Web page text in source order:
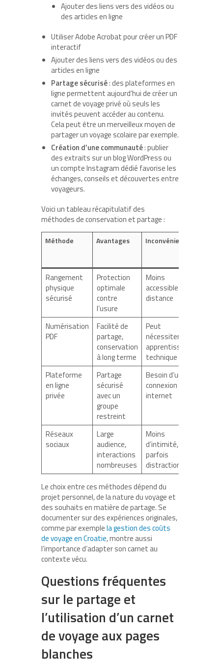
Ajouter des liens vers des vidéos ou
des articles en ligne
Utiliser Adobe Acrobat pour créer un PDF
interactif
Ajouter des liens vers des vidéos ou des
articles en ligne
Partage sécurisé: des plateformes en
ligne permettent aujourd’hui de créer un
carnet de voyage privé où seuls les
invités peuvent accéder au contenu.
Cela peut être un merveilleux moyen de
partager un voyage scolaire par exemple.
Création d’une communauté: publier
des extraits sur un blog WordPress ou
un compte Instagram dédié favorise les
échanges, conseils et découvertes entre
voyageurs.
Voici un tableau récapitulatif des
méthodes de conservation et partage :
Méthode Avantages Inconvénients
Rangement
physique
sécurisé
Protection
optimale
contre
l’usure
Moins
accessible à
distance
Numérisation
PDF
Facilité de
partage,
conservation
à long terme
Peut
nécessiter un
apprentissage
technique
Plateforme
en ligne
privée
Partage
sécurisé
avec un
groupe
restreint
Besoin d’une
connexion
internet
Réseaux
sociaux
Large
audience,
interactions
nombreuses
Moins
d’intimité,
parfois
distraction
Le choix entre ces méthodes dépend du
projet personnel, de la nature du voyage et
des souhaits en matière de partage. Se
documenter sur des expériences originales,
comme par exemplela gestion des coûts
de voyage en Croatie, montre aussi
l’importance d’adapter son carnet au
contexte vécu.
Questions fréquentes
sur le partage et
l’utilisation d’un carnet
de voyage aux pages
blanches